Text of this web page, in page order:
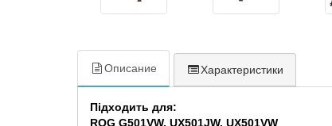
Описание Характеристики
Підходить для:
ROG G501VW, UX501JW, UX501VW